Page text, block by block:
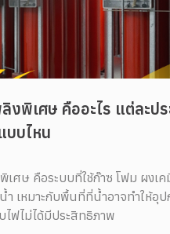
งพิเศษ คืออะไร แต่ละปร
บบไหน
เศษ คือระบบที่ใช้ก๊าซ โฟม ผงเค
เหมาะกับพื้นที่ที่น้ำอาจทำให้อุ
ไฟไม่ได้มีประสิทธิภาพ